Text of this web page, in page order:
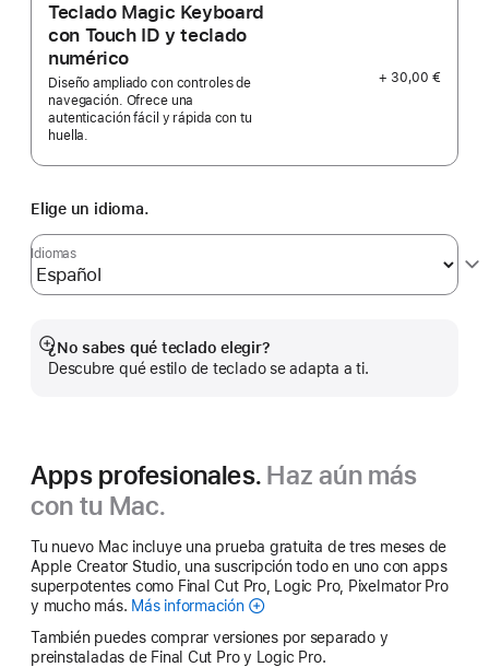
Teclado Magic Keyboard
con Touch ID y teclado
numérico
Diseño ampliado con controles de
navegación. Ofrece una
autenticación fácil y rápida con tu
huella.
+ 30,00 €
Elige un idioma.
Idiomas
¿No sabes qué teclado elegir?
Descubre qué estilo de teclado se adapta a ti.
Mostrar
más
Apps profesionales. Haz aún más
con tu Mac.
Tu nuevo Mac incluye una prueba gratuita de tres meses de
Apple Creator Studio, una suscripción todo en uno con apps
superpotentes como Final Cut Pro, Logic Pro, Pixelmator Pro
y mucho más. Más informaciónApple Creator Studio
También puedes comprar versiones por separado y
preinstaladas de Final Cut Pro y Logic Pro.